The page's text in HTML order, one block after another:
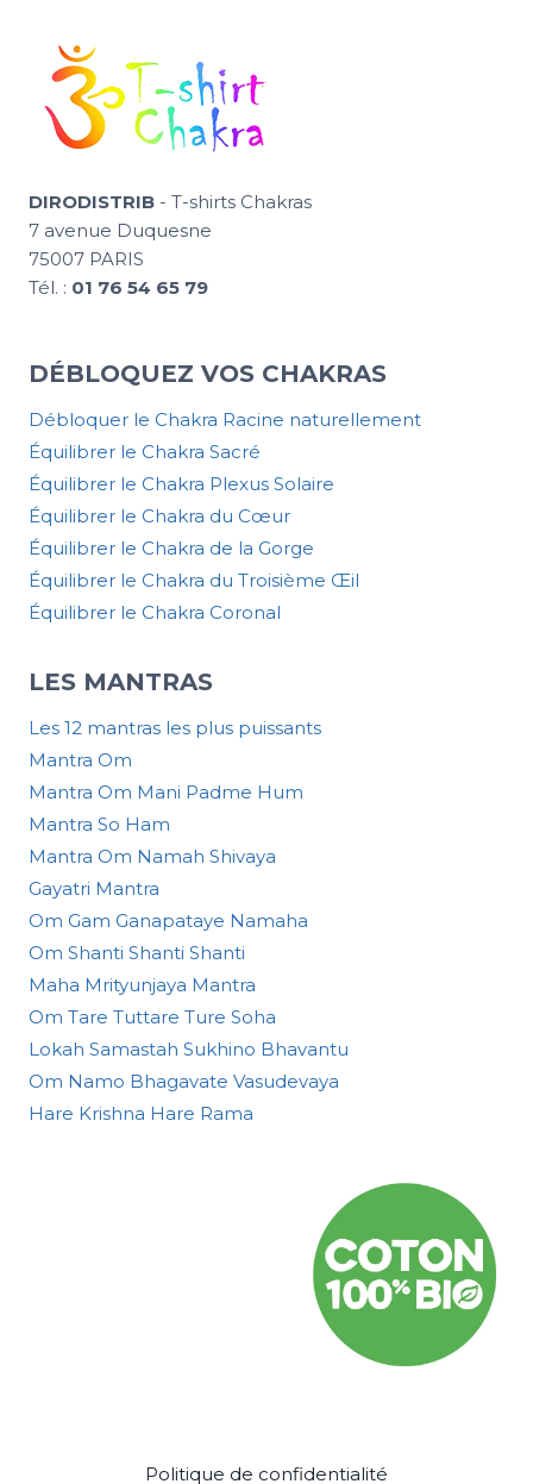
DIRODISTRIB - T-shirts Chakras
7 avenue Duquesne
75007 PARIS
Tél. : 01 76 54 65 79
DÉBLOQUEZ VOS CHAKRAS
Débloquer le Chakra Racine naturellement
Équilibrer le Chakra Sacré
Équilibrer le Chakra Plexus Solaire
Équilibrer le Chakra du Cœur
Équilibrer le Chakra de la Gorge
Équilibrer le Chakra du Troisième Œil
Équilibrer le Chakra Coronal
LES MANTRAS
Les 12 mantras les plus puissants
Mantra Om
Mantra Om Mani Padme Hum
Mantra So Ham
Mantra Om Namah Shivaya
Gayatri Mantra
Om Gam Ganapataye Namaha
Om Shanti Shanti Shanti
Maha Mrityunjaya Mantra
Om Tare Tuttare Ture Soha
Lokah Samastah Sukhino Bhavantu
Om Namo Bhagavate Vasudevaya
Hare Krishna Hare Rama
Politique de confidentialité